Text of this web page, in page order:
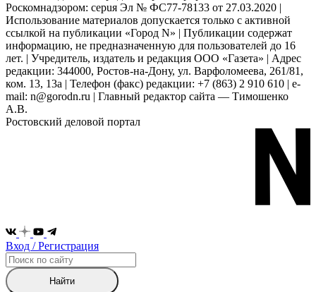
Роскомнадзором: серuя Эл № ФС77-78133 от 27.03.2020 |
Использование материалов допускается только с активной
ссылкой на публикации «Город N» | Публикации содержат
информацию, не предназначенную для пользователей до 16
лет. | Учредитель, издатель и редакция ООО «Газета» | Адрес
редакции: 344000, Ростов-на-Дону, ул. Варфоломеева, 261/81,
ком. 13, 13а | Телефон (факс) редакции: +7 (863) 2 910 610 | e-
mail: n@gorodn.ru | Главный редактор сайта — Тимошенко
А.В.
Ростовский деловой портал
Вход / Регистрация
Найти